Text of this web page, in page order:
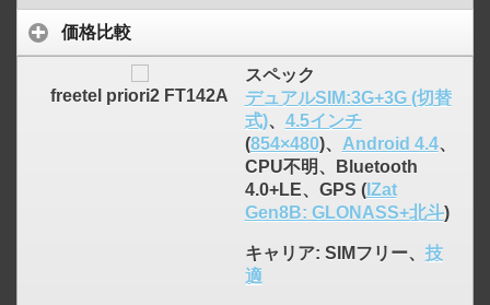
価格比較
freetel priori2 FT142A
スペック
デュアルSIM:3G+3G (切替
式)、 4.5インチ
(854×480)、 Android 4.4、
CPU不明、Bluetooth
4.0+LE、GPS (IZat
Gen8B: GLONASS+北斗)
キャリア: SIMフリー、 技
適